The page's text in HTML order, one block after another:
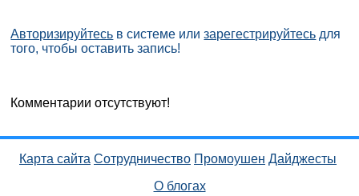
Авторизируйтесь в системе илизарегестрируйтесь для
того, чтобы оставить запись!
Комментарии отсутствуют!
Карта сайта Сотрудничество Промоушен Дайджесты
О блогах